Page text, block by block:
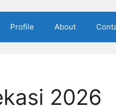
Profile About
2026